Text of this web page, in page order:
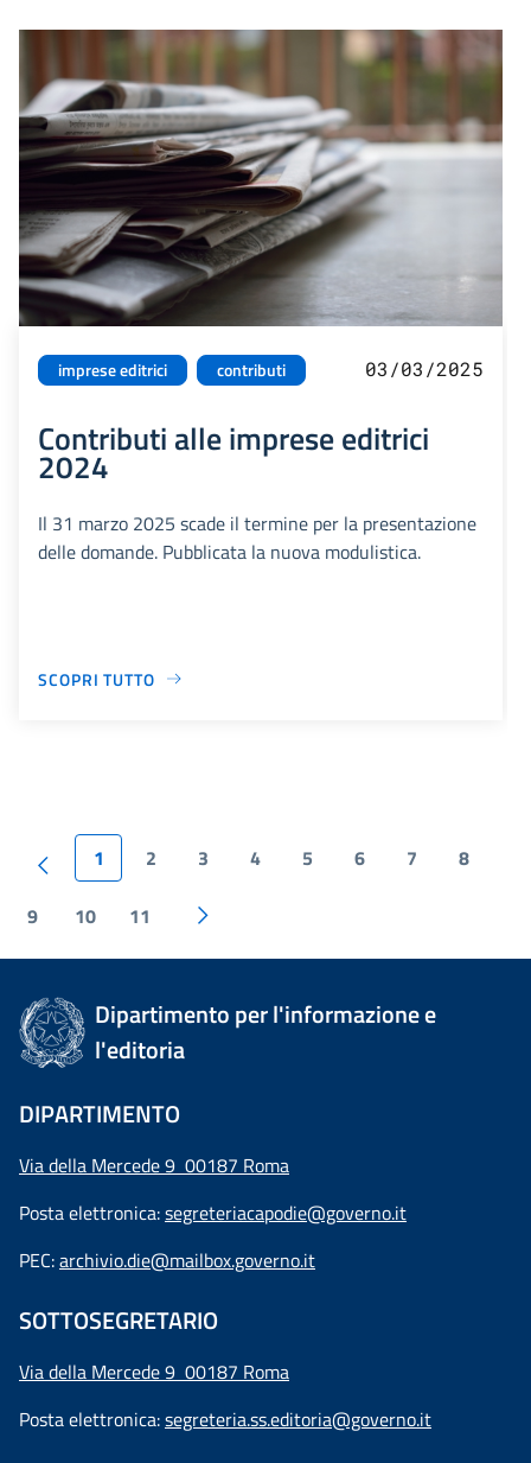
imprese editrici contributi 03/03/2025
Contributi alle imprese editrici
2024
Il 31 marzo 2025 scade il termine per la presentazione
delle domande. Pubblicata la nuova modulistica.
SCOPRI TUTTO
1 2 3 4 5 6 7 8
9 10 11
Dipartimento per l'informazione e
l'editoria
DIPARTIMENTO
Via della Mercede 9 00187 Roma
Posta elettronica:segreteriacapodie@governo.it
PEC:archivio.die@mailbox.governo.it
SOTTOSEGRETARIO
Via della Mercede 9 00187 Roma
Posta elettronica:segreteria.ss.editoria@governo.it